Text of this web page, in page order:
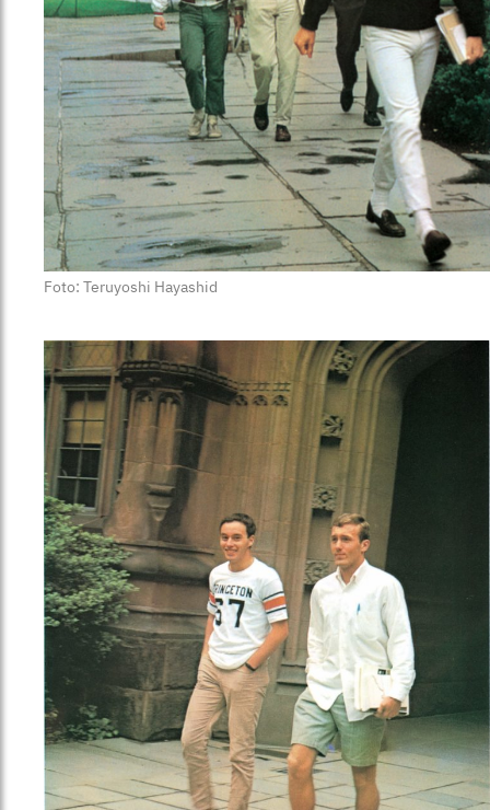
Foto: Teruyoshi Hayashid